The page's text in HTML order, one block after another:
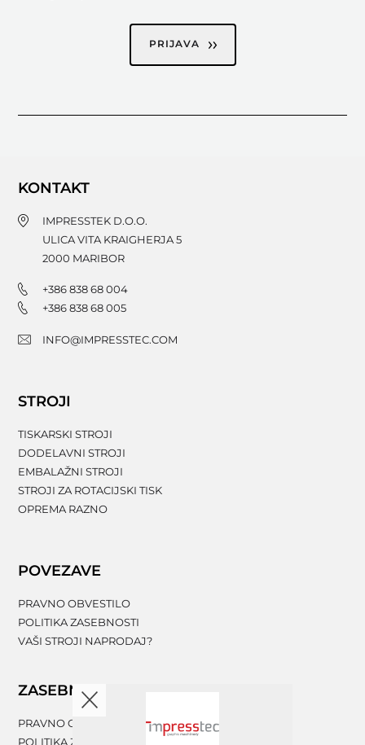
PRIJAVA
KONTAKT
IMPRESSTEK D.O.O.
ULICA VITA KRAIGHERJA 5
2000 MARIBOR
+386 838 68 004
+386 838 68 005
INFO@IMPRESSTEC.COM
STROJI
TISKARSKI STROJI
DODELAVNI STROJI
EMBALAŽNI STROJI
STROJI ZA ROTACIJSKI TISK
OPREMA RAZNO
POVEZAVE
PRAVNO OBVESTILO
POLITIKA ZASEBNOSTI
VAŠI STROJI NAPRODAJ?
ZASEBNOST
PRAVNO OBVESTILO
POLITIKA ZASEBNOSTI